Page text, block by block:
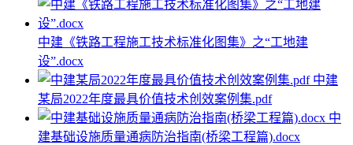
中建《铁路工程施工技术标准化图集》之“工地建
设”.docx
中建
某局2022年度最具价值技术创效案例集.pdf
中
建基础设施质量通病防治指南(桥梁工程篇).docx